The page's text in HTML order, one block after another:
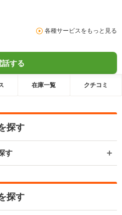
各種サービスをもっと見る
話する
在庫一覧 クチコミ
探す
す
探す